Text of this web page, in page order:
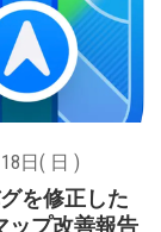
日( 日 )
を修正した
ップ改善報告